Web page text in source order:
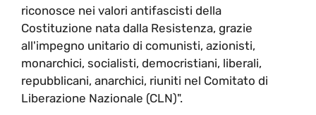
riconosce nei valori antifascisti della
Costituzione nata dalla Resistenza, grazie
all'impegno unitario di comunisti, azionisti,
monarchici, socialisti, democristiani, liberali,
repubblicani, anarchici, riuniti nel Comitato di
Liberazione Nazionale (CLN)".